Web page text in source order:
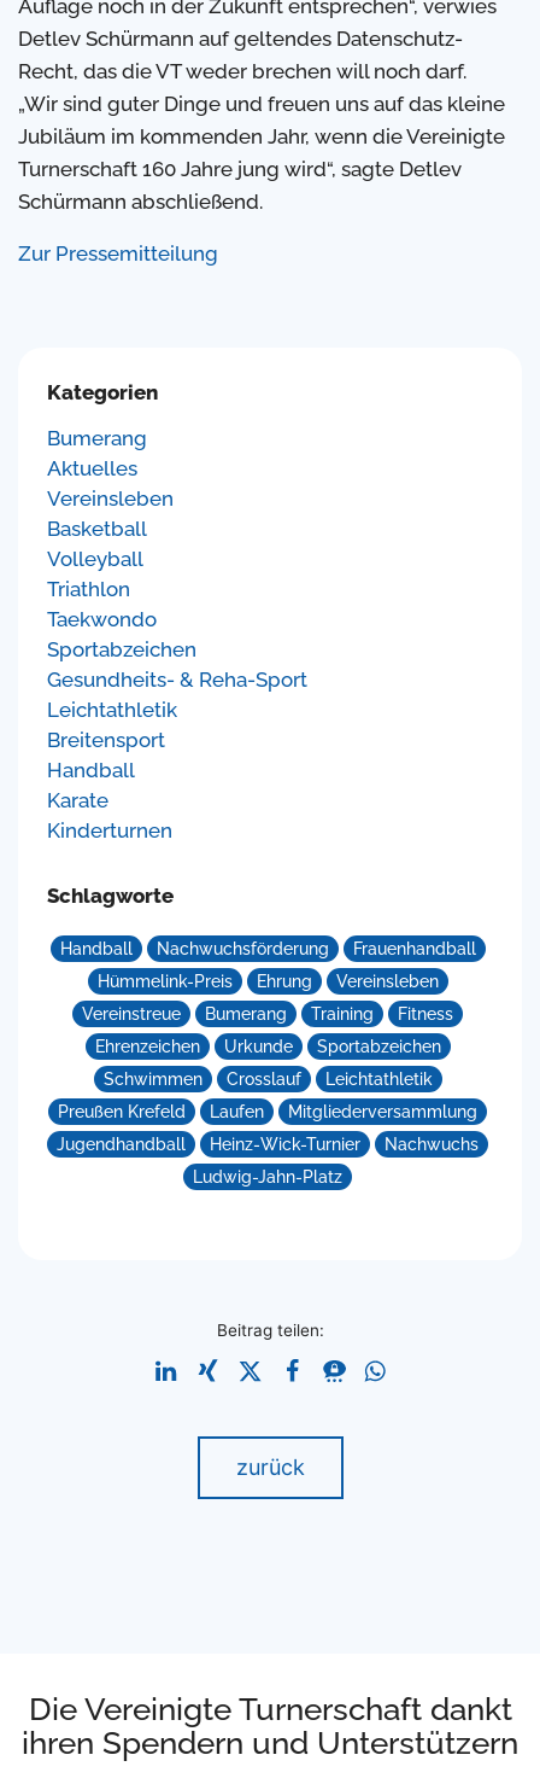
Auflage noch in der Zukunft entsprechen“, verwies
Detlev Schürmann auf geltendes Datenschutz-
Recht, das die VT weder brechen will noch darf.
„Wir sind guter Dinge und freuen uns auf das kleine
Jubiläum im kommenden Jahr, wenn die Vereinigte
Turnerschaft 160 Jahre jung wird“, sagte Detlev
Schürmann abschließend.
Zur Pressemitteilung
Kategorien
Bumerang
Aktuelles
Vereinsleben
Basketball
Volleyball
Triathlon
Taekwondo
Sportabzeichen
Gesundheits- & Reha-Sport
Leichtathletik
Breitensport
Handball
Karate
Kinderturnen
Schlagworte
Handball Nachwuchsförderung
Frauenhandball
Hümmelink-Preis
Ehrung
Vereinsleben
Vereinstreue
Bumerang Training
Fitness
Ehrenzeichen
Urkunde
Sportabzeichen
Schwimmen
Crosslauf
Leichtathletik
Preußen Krefeld
Laufen
Mitgliederversammlung
Jugendhandball
Heinz-Wick-Turnier
Nachwuchs
Ludwig-Jahn-Platz
Beitrag teilen:
zurück
Die Vereinigte Turnerschaft dankt
ihren Spendern und Unterstützern